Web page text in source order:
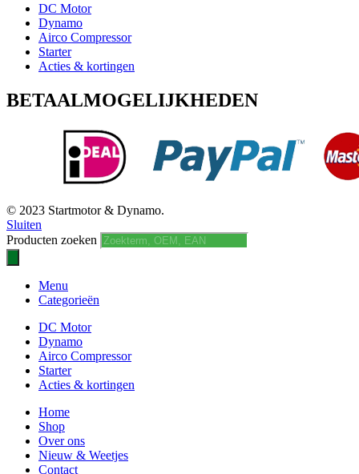
DC Motor
Dynamo
Airco Compressor
Starter
Acties & kortingen
BETAALMOGELIJKHEDEN
© 2023 Startmotor & Dynamo.
Sluiten
Producten zoeken
Menu
Categorieën
DC Motor
Dynamo
Airco Compressor
Starter
Acties & kortingen
Home
Shop
Over ons
Nieuw & Weetjes
Contact